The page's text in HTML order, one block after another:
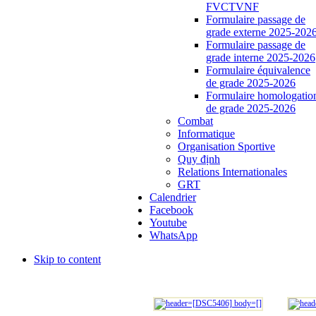
FVCTVNF
Formulaire passage de
grade externe 2025-
Formulaire passage de
grade interne 2025-2026
Formulaire équivalence
de grade 2025-2026
Formulaire
de grade 2025-2026
Combat
Informatique
Organisation Sportive
Quy định
Relations Internationales
GRT
Calendrier
Facebook
Youtube
WhatsApp
Skip to content